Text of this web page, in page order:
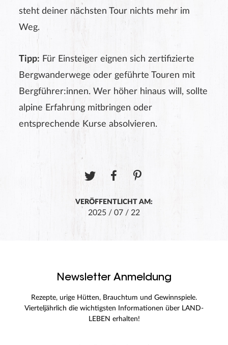
steht deiner nächsten Tour nichts mehr im
Weg.
Tipp: Für Einsteiger eignen sich zertifizierte
Bergwanderwege oder geführte Touren mit
Bergführer:innen. Wer höher hinaus will, sollte
alpine Erfahrung mitbringen oder
entsprechende Kurse absolvieren.
VERÖFFENTLICHT AM:
2025 / 07 / 22
Newsletter Anmeldung
Rezepte, urige Hütten, Brauchtum und Gewinnspiele.
Vierteljährlich die wichtigsten Informationen über LAND-
LEBEN erhalten!